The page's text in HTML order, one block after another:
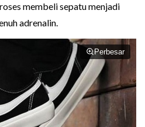
membeli sepatu menjadi
adrenalin.
Perbesar